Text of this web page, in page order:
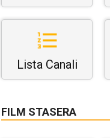
Lista Canali
FILM STASERA